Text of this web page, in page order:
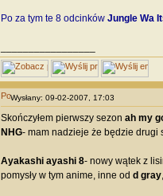
Po za tym te 8 odcinków Jungle Wa
Wysłany: 09-02-2007, 17:03
Skończyłem pierwszy sezon ah my
NHG- mam nadzieje że będzie drugi
Ayakashi ayashi 8- nowy wątek z
pomysły w tym anime, inne od d gray